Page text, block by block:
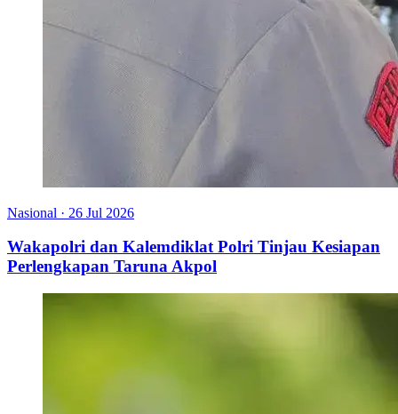
Nasional · 26 Jul 2026
Wakapolri dan Kalemdiklat Polri Tinjau Kesiapan
Perlengkapan Taruna Akpol